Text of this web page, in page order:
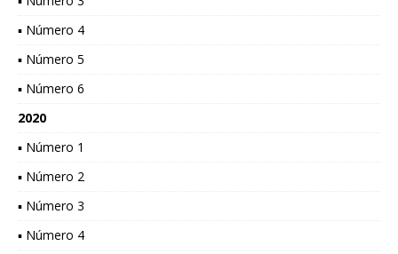
▪ Número 4
▪ Número 5
▪ Número 6
2020
▪ Número 1
▪ Número 2
▪ Número 3
▪ Número 4